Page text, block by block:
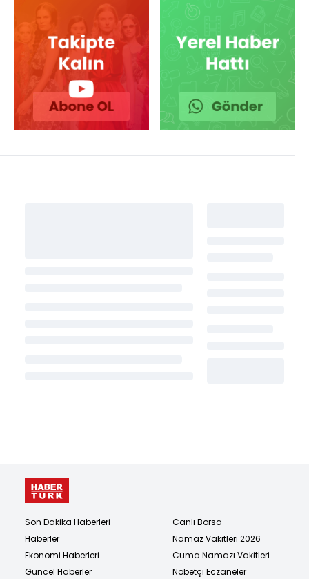
Son Dakika Haberleri
Haberler
Ekonomi Haberleri
Güncel Haberler
Canlı Borsa
Namaz Vakitleri 2026
Cuma Namazı Vakitleri
Nöbetçi Eczaneler